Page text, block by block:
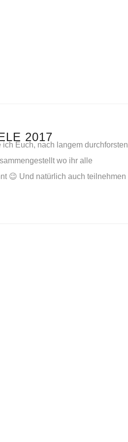
2017
Euch, nach langem durchforsten
wo ihr alle
😉 Und natürlich auch teilnehmen